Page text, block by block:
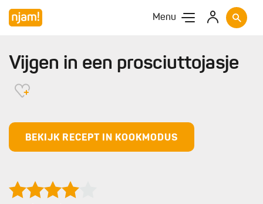
Menu
Vijgen in een prosciuttojasje
BEKIJK RECEPT IN KOOKMODUS